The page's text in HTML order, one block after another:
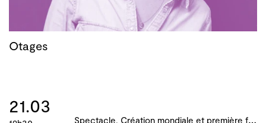
Otages
21.03
S
pectacle, Création mondiale et première française, B!ME 2024